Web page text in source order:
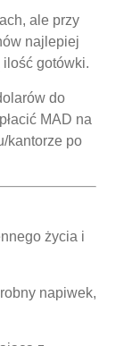
ale przy
najlepiej
gotówki.
do
MAD na
kantorze po
życia i
napiwek,